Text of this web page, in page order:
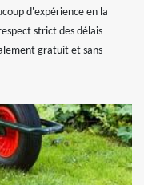
d'expérience en la
strict des délais
gratuit et sans